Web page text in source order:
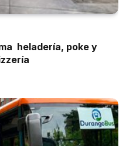
heladería, poke y